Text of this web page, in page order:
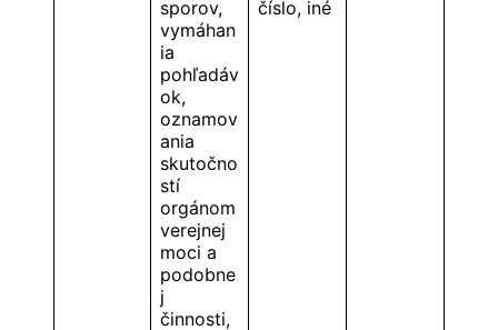
sporov,
vymáhan
ia
pohľadáv
ok,
oznamov
ania
skutočno
stí
orgánom
verejnej
moci a
podobne
j
činnosti,
číslo, iné